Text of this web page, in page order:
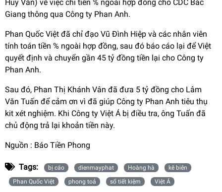
Huy Văn) về việc chi tiền % ngoài hợp đồng cho CDC Bắc
Giang thông qua Công ty Phan Anh.
Phan Quốc Việt đã chỉ đạo Vũ Đình Hiệp và các nhân viên
tính toán tiền % ngoài hợp đồng, sau đó báo cáo lại để Việt
quyết định và chuyển gần 45 tỷ đồng tiền lại cho Công ty
Phan Anh.
Sau đó, Phan Thị Khánh Vân đã đưa 5 tỷ đồng cho Lâm
Văn Tuấn để cảm ơn vì đã giúp Công ty Phan Anh tiêu thụ
kit xét nghiệm. Khi Công ty Việt Á bị điều tra, ông Tuấn đã
chủ động trả lại khoản tiền này.
Nguồn : Báo Tiền Phong
Tags: bị cáo dienmayphat Hoàng hà
kê biên
Phan Quốc Việt
phong toả sổ tiết kiệm Việt Á